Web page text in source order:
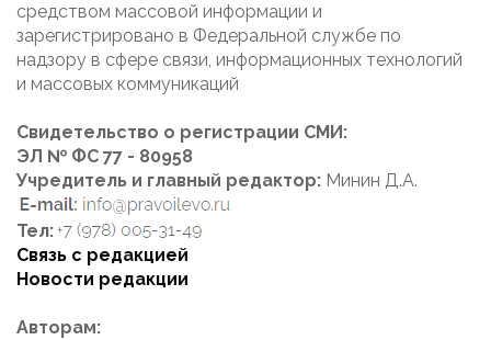
средством массовой информации и
зарегистрировано в Федеральной службе по
надзору в сфере связи, информационных технологий
и массовых коммуникаций
Свидетельство о регистрации СМИ:
ЭЛ № ФС 77 - 80958
Учредитель и главный редактор: Минин Д.А.
Тел:
Связь с редакцией
Новости редакции
Авторам: